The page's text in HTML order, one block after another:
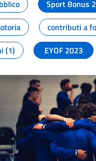
Sport Bonus
contributi a
(1) EYOF 2023